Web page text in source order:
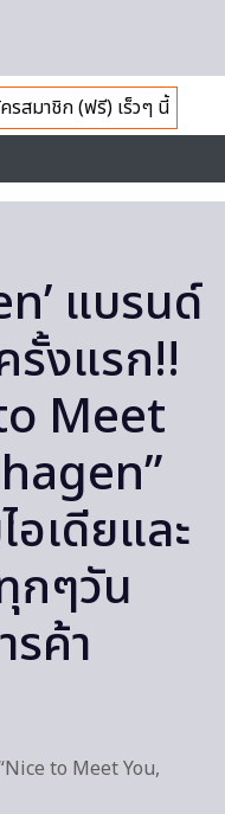
รสมาชิก (ฟรี) เร็วๆ นี้
แบรนด์
รั้งแรก!!
Meet
เดียและ
กๆวัน
ค้า
to Meet You,